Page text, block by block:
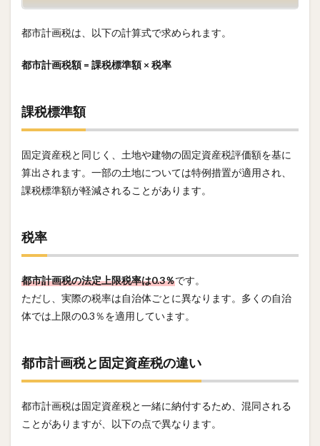
都市計画税は、以下の計算式で求められます。
都市計画税額 = 課税標準額 × 税率
課税標準額
固定資産税と同じく、土地や建物の固定資産税評価額を基に
算出されます。一部の土地については特例措置が適用され、
課税標準額が軽減されることがあります。
税率
都市計画税の法定上限税率は0.3％です。
ただし、実際の税率は自治体ごとに異なります。多くの自治
体では上限の0.3％を適用しています。
都市計画税と固定資産税の違い
都市計画税は固定資産税と一緒に納付するため、混同される
ことがありますが、以下の点で異なります。